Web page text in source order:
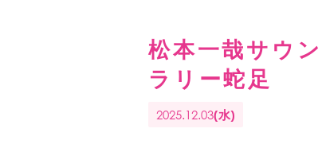
松本一哉サ
ラリー蛇足
2025.12.03(水)